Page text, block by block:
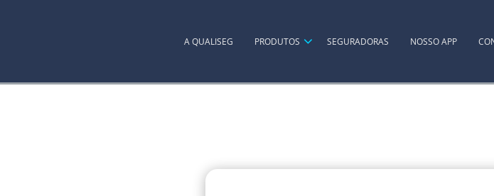
A QUALISEG PRODUTOS SEGURADORAS NOSSO APP